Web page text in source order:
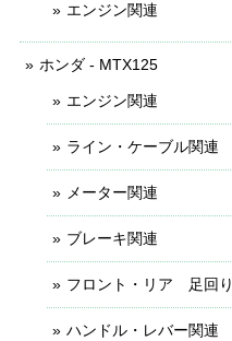
エンジン関連
ホンダ - MTX125
エンジン関連
ライン・ケーブル関連
メーター関連
ブレーキ関連
フロント・リア 足回り
ハンドル・レバー関連